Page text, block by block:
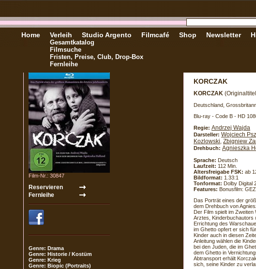
Home Verleih
Gesamtkatalog
Filmsuche
Fristen, Preise, Club, Drop-Box
Fernleihe
Studio Argento Filmcafé Shop Newsletter
Film-Nr.: 30847
Genre: Drama
Genre: Historie / Kostüm
Genre: Krieg
Genre: Biopic (Portraits)
KORCZAK
KORCZAK
Deutschland,
Blu-ray - Code B - HD
Regie: Andrzej Wajda
Darsteller: Wojciech
Kozlowski Zbigniew
Drehbuch: Agnieszka
Sprache: Deutsch
Laufzeit: 112 Min.
Altersfreigabe FSK: ab
Bildformat: 1.33:1
Tonformat: Dolby Digital
Features: Bonusfilm:
Das Porträt eines der
dem Drehbuch von
Der Film spielt im
Arztes, Kinderbuchautors
Errichtung des
im Ghetto opfert er sich
Kinder auch in diesen
Anleitung wählen die
bei den Juden, die im
dem Ghetto in
Abtransport erhält
sich, seine Kinder zu